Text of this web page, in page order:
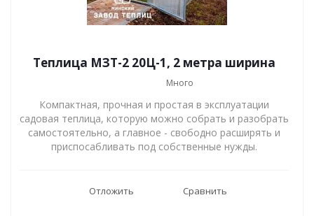
Теплица МЗТ-2 20Ц-1, 2 метра ширина
Много
Компактная, прочная и простая в эксплуатации
садовая теплица, которую можно собрать и разобрать
самостоятельно, а главное - свободно расширять и
приспосабливать под собственные нужды.
Отложить Сравнить